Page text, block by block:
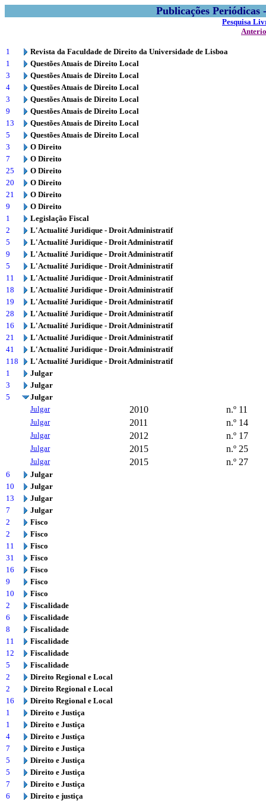
Publicações
Pesquisa
1
Revista da Faculdade de Direito da Universidade de Lisboa
1
Questões Atuais de Direito Local
3
Questões Atuais de Direito Local
4
Questões Atuais de Direito Local
3
Questões Atuais de Direito Local
9
Questões Atuais de Direito Local
13
Questões Atuais de Direito Local
5
Questões Atuais de Direito Local
3
O Direito
7
O Direito
25
O Direito
20
O Direito
21
O Direito
9
O Direito
1
Legislação Fiscal
2
L'Actualité Juridique - Droit Administratif
5
L'Actualité Juridique - Droit Administratif
9
L'Actualité Juridique - Droit Administratif
5
L'Actualité Juridique - Droit Administratif
11
L'Actualité Juridique - Droit Administratif
18
L'Actualité Juridique - Droit Administratif
19
L'Actualité Juridique - Droit Administratif
28
L'Actualité Juridique - Droit Administratif
16
L'Actualité Juridique - Droit Administratif
21
L'Actualité Juridique - Droit Administratif
41
L'Actualité Juridique - Droit Administratif
118
L'Actualité Juridique - Droit Administratif
1
Julgar
3
Julgar
5
Julgar
Julgar
2010 n.º 11
Julgar 2011 n.º 14
Julgar 2012 n.º 17
Julgar 2015 n.º 25
Julgar 2015 n.º 27
6
Julgar
10
Julgar
13
Julgar
7
Julgar
2
Fisco
2
Fisco
11
Fisco
31
Fisco
16
Fisco
9
Fisco
10
Fisco
2
Fiscalidade
6
Fiscalidade
8
Fiscalidade
11
Fiscalidade
12
Fiscalidade
5
Fiscalidade
2
Direito Regional e Local
2
Direito Regional e Local
16
Direito Regional e Local
1
Direito e Justiça
1
Direito e Justiça
4
Direito e Justiça
7
Direito e Justiça
5
Direito e Justiça
5
Direito e Justiça
7
Direito e Justiça
6
Direito e justiça